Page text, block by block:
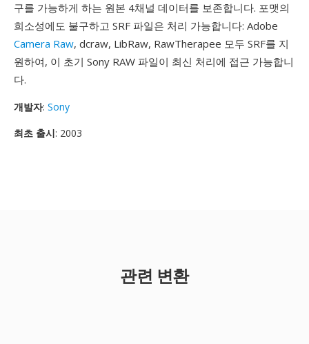
구를 가능하게 하는 원본 4채널 데이터를 보존합니다. 포맷의
희소성에도 불구하고 SRF 파일은 처리 가능합니다: Adobe
Camera Raw, dcraw, LibRaw, RawTherapee 모두 SRF를 지
원하여, 이 초기 Sony RAW 파일이 최신 처리에 접근 가능합니
다.
개발자: Sony
최초 출시: 2003
관련 변환